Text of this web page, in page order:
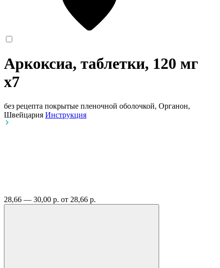
Аркоксиа, таблетки, 120 мг
x7
без рецепта покрытые пленочной оболочкой, Органон,
Швейцария Инструкция
28,66 — 30,00 р. от 28,66 р.